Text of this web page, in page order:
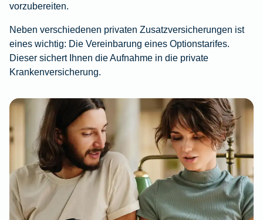
vorzubereiten.
Neben verschiedenen privaten Zusatzversicherungen ist
eines wichtig: Die Vereinbarung eines Optionstarifes.
Dieser sichert Ihnen die Aufnahme in die private
Krankenversicherung.